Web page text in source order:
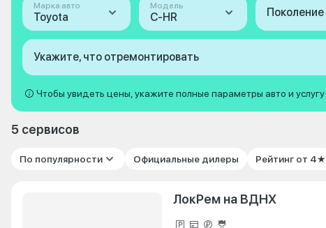
Марка авто
Toyota
Модель
C-HR Поколение
Укажите, что отремонтировать
Чтобы увидеть цены, укажите полные параметры авто и услугу
5 сервисов
По популярности Официальные дилеры Рейтинг от 4★
ЛокРем на ВДНХ